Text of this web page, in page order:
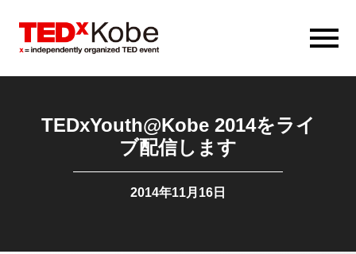
TEDxYouth@Kobe 2014をライ
ブ配信します
2014年11月16日